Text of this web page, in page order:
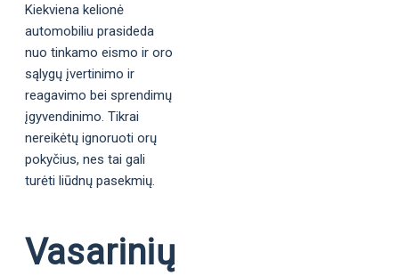
Kiekviena kelionė
automobiliu prasideda
nuo tinkamo eismo ir oro
sąlygų įvertinimo ir
reagavimo bei sprendimų
įgyvendinimo. Tikrai
nereikėtų ignoruoti orų
pokyčius, nes tai gali
turėti liūdnų pasekmių.
Vasarinių